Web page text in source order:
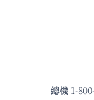
總機 1-